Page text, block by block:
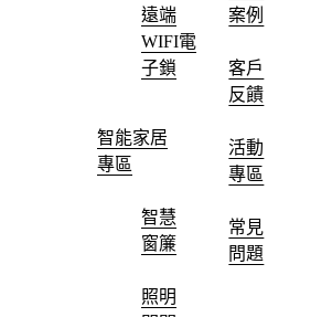
遠端
WIFI電
子鎖
智能家居
專區
智慧
窗簾
照明
案例
客戶
反饋
活動
專區
常見
問題